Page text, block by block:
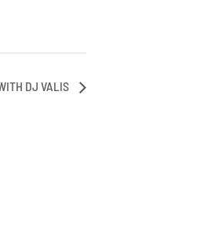
DJ VALIS